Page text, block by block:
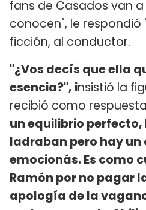
fans de Casados van
conocen", le respondió
ficción, al conductor.
"¿Vos decís que ella
esencia?", insistió la
recibió como
un equilibrio perfecto,
ladraban pero hay
emocionás. Es como
Ramón por no pagar
apología de la